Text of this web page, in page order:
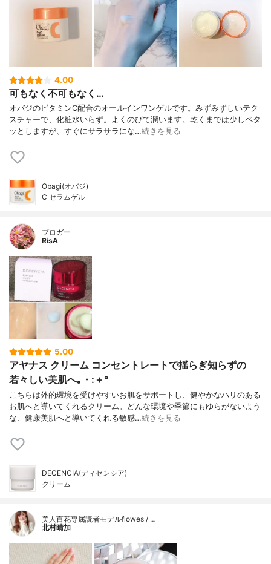
4.00
可もなく不可もなく…
オバジのビタミンC配合のオールインワンゲルです。みずみずしいテク
スチャーで、化粧水いらず。よくのびて潤います。乾くまでは少しペタ
ッとしますが、すぐにサラサラにな…続きを見る
Obagi(オバジ)
C セラムゲル
ブロガー
RisA
5.00
アヤナス クリーム コンセントレートで揺らぎ知らずの
若々しい美肌へ｡・:＋°
こちらは外的環境を受けやすいお肌をサポートし、健やかなハリのある
お肌へと導いてくれるクリーム。どんな環境や季節にもゆらがないよう
な、健康美肌へと導いてくれる敏感…続きを見る
DECENCIA(ディセンシア)
クリーム
美人百花専属読者モデルflowes / …
北村晴加